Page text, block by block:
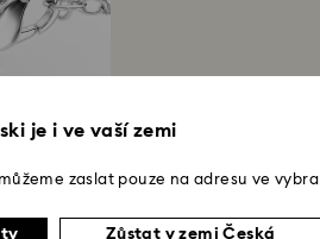
je i ve vaší zemi
zaslat pouze na adresu ve
Zůstat v zemi Česká